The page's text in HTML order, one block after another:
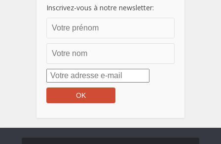
Inscrivez-vous à notre newsletter: